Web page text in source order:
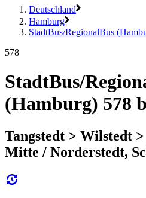
Deutschland
Hamburg
StadtBus/RegionalBus
578
StadtBus/
(Hamburg) 578
Tangstedt > Wilstedt
Mitte / Norderstedt,